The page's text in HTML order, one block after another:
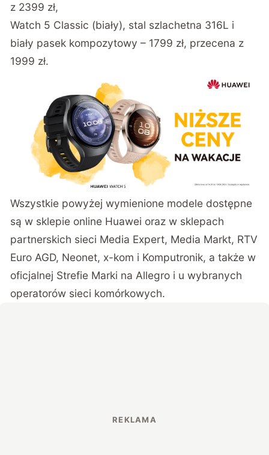
z 2399 zł,
Watch 5 Classic (biały), stal szlachetna 316L i
biały pasek kompozytowy – 1799 zł, przecena z
1999 zł.
Wszystkie powyżej wymienione modele dostępne
są w sklepie online Huawei oraz w sklepach
partnerskich sieci Media Expert, Media Markt, RTV
Euro AGD, Neonet, x-kom i Komputronik, a także w
oficjalnej Strefie Marki na Allegro i u wybranych
operatorów sieci komórkowych.